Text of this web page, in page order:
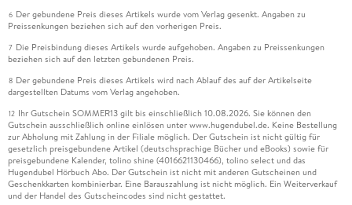
6 Der gebundene Preis dieses Artikels wurde vom Verlag gesenkt. Angaben zu
Preissenkungen beziehen sich auf den vorherigen Preis.
7 Die Preisbindung dieses Artikels wurde aufgehoben. Angaben zu Preissenkungen
beziehen sich auf den letzten gebundenen Preis.
8 Der gebundene Preis dieses Artikels wird nach Ablauf des auf der Artikelseite
dargestellten Datums vom Verlag angehoben.
12 Ihr Gutschein SOMMER13 gilt bis einschließlich 10.08.2026. Sie können den
Gutschein ausschließlich online einlösen unter www.hugendubel.de. Keine Bestellung
zur Abholung mit Zahlung in der Filiale möglich. Der Gutschein ist nicht gültig für
gesetzlich preisgebundene Artikel (deutschsprachige Bücher und eBooks) sowie für
preisgebundene Kalender, tolino shine (4016621130466), tolino select und das
Hugendubel Hörbuch Abo. Der Gutschein ist nicht mit anderen Gutscheinen und
Geschenkkarten kombinierbar. Eine Barauszahlung ist nicht möglich. Ein Weiterverkauf
und der Handel des Gutscheincodes sind nicht gestattet.